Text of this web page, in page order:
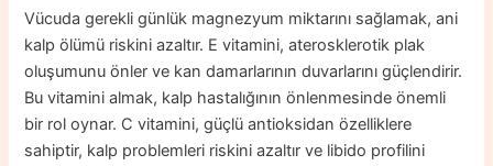
Vücuda gerekli günlük magnezyum miktarını sağlamak, ani
kalp ölümü riskini azaltır. E vitamini, aterosklerotik plak
oluşumunu önler ve kan damarlarının duvarlarını güçlendirir.
Bu vitamini almak, kalp hastalığının önlenmesinde önemli
bir rol oynar. C vitamini, güçlü antioksidan özelliklere
sahiptir, kalp problemleri riskini azaltır ve libido profilini